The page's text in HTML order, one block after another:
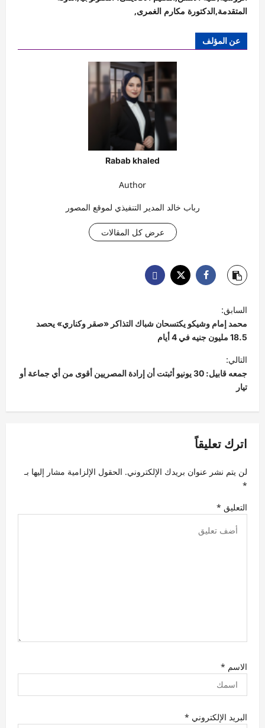
المتقدمة,الدكتورة مكارم الغمرى,
عن المؤلف
Rabab khaled
Author
رباب خالد المدير التنفيذي لموقع المصور
عرض كل المقالات
ص
فّ
ح
ا
ل
م
ا
ل
ا
ت
السابق:
محمد إمام وشيكو يكتسحان شباك التذاكر «صقر وكناري» يحصد
18.5 مليون جنيه في 4 أيام
التالي:
جمعه قابيل: 30 يونيو أثبتت أن إرادة المصريين أقوى من أي جماعة أو
تيار
اترك تعليقاً
لن يتم نشر عنوان بريدك الإلكتروني. الحقول الإلزامية مشار إليها بـ
*
التعليق *
الاسم *
البريد الإلكتروني *